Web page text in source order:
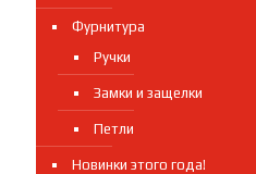
Фурнитура
Ручки
Замки и защелки
Петли
Новинки этого года!